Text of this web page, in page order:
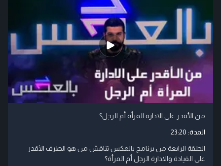
من الأقدر على الادارة المرأة أم الرجل؟
المدة: 23:20
الحلقة الرابعة من برنامج بالعكس تناقش من هو الطرف الأقدر
على القيادة والادارة الرجل أم المرأة؟